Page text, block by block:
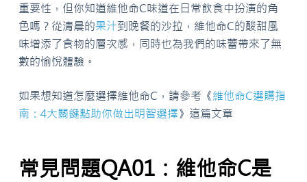
重要性，但你知道維他命C味道在日常飲食中扮演的角
色嗎？從清晨的果汁到晚餐的沙拉，維他命C的酸甜風
味增添了食物的層次感，同時也為我們的味蕾帶來了無
數的愉悅體驗。
如果想知道怎麼選擇維他命C，請參考《維他命C選購指
南：4大關鍵點助你做出明智選擇》這篇文章
常見問題QA01：維他命C是